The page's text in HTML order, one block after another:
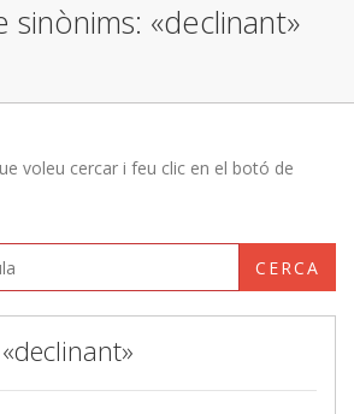
sinònims: «declinant»
voleu cercar i feu clic en el botó de
CERCA